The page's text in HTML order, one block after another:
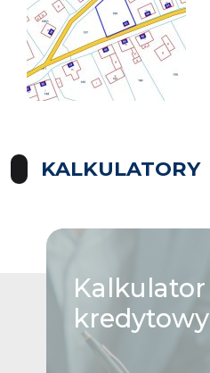
KALKULATORY
Kalkulator
kredytowy